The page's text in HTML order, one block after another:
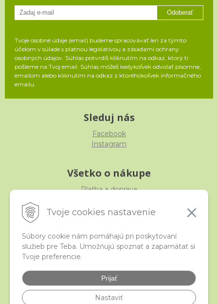
Tvoje cookies nastavenie
Súbory cookie nám pomáhajú pri poskytovaní
služieb pre Teba. Umožňujú spoznať a zapamätať si
Tvoje preferencie.
Prijať
Nastaviť
Odoberať
Tvoje osobné údaje (email) budeme spracovávať len za týmto
účelom v súlade s platnou legislatívou a zásadami ochrany
osobných údajov. Súhlas potvrdíš kliknutím na odkaz, ktorý ti
pošleme na Tvoj email. Súhlas môžeš kedykoľvek odvolať písomne,
emailom alebo kliknutím na odkaz z ktoréhokoľvek informačného
emailu.
Sleduj nás
Facebook
Instagram
Všetko o nákupe
Platba a doprava
Obchodné podmienky
iStraka
Veľkoobchod
Najčastejšie otázky
Certifikáty